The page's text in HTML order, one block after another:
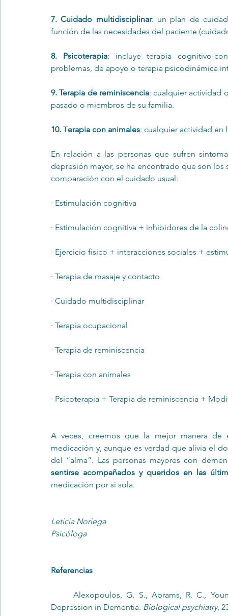
7. Cuidado multidisciplinar: un plan de
función de las necesidades del paciente
8. Psicoterapia: incluye terapia cognitivo-
problemas, de apoyo o terapia psicodinámica
9. Terapia de reminiscencia: cualquier actividad
pasado o miembros de su familia.
10. Terapia con animales: cualquier actividad en
En relación a las personas que sufren
depresión mayor, se ha encontrado que son
comparación con el cuidado usual:
· Estimulación cognitiva
· Estimulación cognitiva + inhibidores de la
· Ejercicio físico + interacciones sociales +
· Terapia de masaje y contacto
· Cuidado multidisciplinar
· Terapia ocupacional
· Terapia de reminiscencia
· Terapia con animales
· Psicoterapia + Terapia de reminiscencia +
A veces, creemos que la mejor manera de
medicación y, aunque es verdad que alivia el
sentirse acompañados y queridos en las
medicación por sí sola.
Leticia Noriega
Psicóloga
Referencias
	Alexopoulos, G. S., Abrams, R. C., Young, R. C. y Shamoian, C. A. (1988). Cornell Scale for
Depression in Dementia. Biological psychiatry,